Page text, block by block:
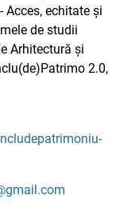
echitate și
de studii
Arhitectură și
2.0,